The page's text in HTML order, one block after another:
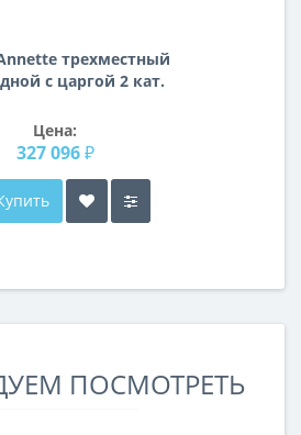
трехместный
с царгой 2 кат.
Цена:
327 096 ₽
ПОСМОТРЕТЬ